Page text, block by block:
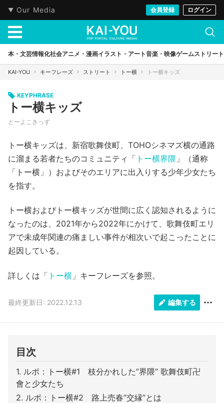
Our Media 会員登録 ログイン
本・文芸情報化社会アニメ・漫画イラスト・アート音楽・映像ゲームストリート
KAI-YOU キーフレーズ ストリート トー横 トー横キッズ
KEYPHRASE
トー横キッズ
とーよこきっず
トー横キッズは、新宿歌舞伎町、TOHOシネマズ横の通路
に溜まる若者たちのコミュニティ「 トー横界隈 」（通称
「トー横」）およびそのエリアに出入りする少年少女たち
を指す。
トー横およびトー横キッズが世間に広く認知されるように
なったのは、2021年から2022年にかけて、歌舞伎町エリ
アで未成年関連の痛ましい事件が相次いで起こったことに
起因している。
詳しくは「 トー横 」キーフレーズを参照。
最終更新日: 2022.12.13 編集する
目次
ルポ：トー横#1 枝分かれした”界隈” 歌舞伎町卍
會と少女たち
ルポ：トー横#2 路上売春”交縁”とは